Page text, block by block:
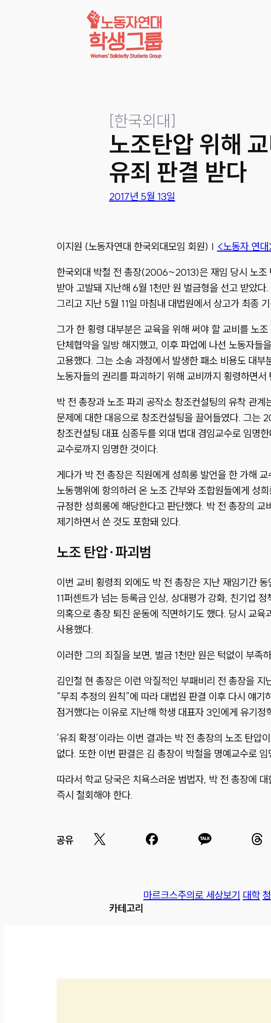
[한국외대]
노조탄압 위해
유죄 판결 받다
2017년 5월 13일
이지원 (노동자연대 한국외대모임 회원) | <노동자 연
한국외대 박철 전 총장(2006~2013)은 재임 당시 노조
받아 고발돼 지난해 6월 1천만 원 벌금형을 선고 받았
그리고 지난 5월 11일 마침내 대법원에서 상고가 최종
그가 한 횡령 대부분은 교육을 위해 써야 할 교비를 노
단체협약을 일방 해지했고, 이후 파업에 나선 노동자들
고용했다. 그는 소송 과정에서 발생한 패소 비용도 대부
노동자들의 권리를 파괴하기 위해 교비까지 횡령하면서
박 전 총장과 노조 파괴 공작소 창조컨설팅의 유착 관
문제에 대한 대응으로 창조컨설팅을 끌어들였다. 그
창조컨설팅 대표 심종두를 외대 법대 겸임교수로 임명
교수로까지 임명한 것이다.
게다가 박 전 총장은 직원에게 성희롱 발언을 한 가해
노동행위에 항의하러 온 노조 간부와 조합원들에게 성
규정한 성희롱에 해당한다고 판단했다. 박 전 총장의
제기하면서 쓴 것도 포함돼 있다.
노조 탄압·파괴범
이번 교비 횡령죄 외에도 박 전 총장은 지난 재임기간
11퍼센트가 넘는 등록금 인상, 상대평가 강화, 친기업
의혹으로 총장 퇴진 운동에 직면하기도 했다. 당시 교
사용했다.
이러한 그의 죄질을 보면, 벌금 1천만 원은 턱없이 부족
김인철 현 총장은 이런 악질적인 부패비리 전 총장을
“무죄 추정의 원칙”에 따라 대법원 판결 이후 다시 얘
점거했다는 이유로 지난해 학생 대표자 3인에게 유기정
‘유죄 확정’이라는 이번 결과는 박 전 총장의 노조 탄
없다. 또한 이번 판결은 김 총장이 박철을 명예교수로
따라서 학교 당국은 치욕스러운 범법자, 박 전 총장에
즉시 철회해야 한다.
공유
카테고리
마르크스주의로 세상보기 대학